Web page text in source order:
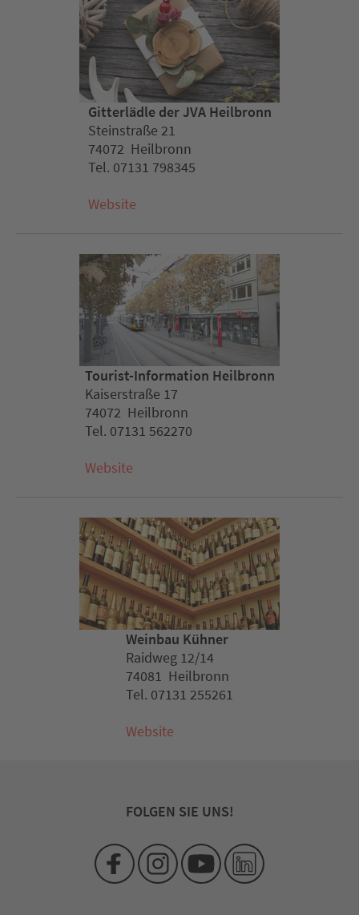
Gitterlädle der JVA Heilbronn
Steinstraße 21
74072 Heilbronn
Tel. 07131 798345
Website
Tourist-Information Heilbronn
Kaiserstraße 17
74072 Heilbronn
Tel. 07131 562270
Website
Weinbau Kühner
Raidweg 12/14
74081 Heilbronn
Tel. 07131 255261
Website
FOLGEN SIE UNS!